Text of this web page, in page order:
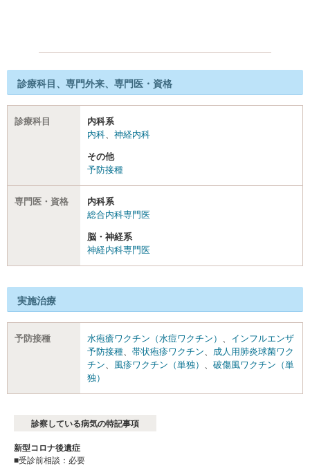
診療科目、専門外来、専門医・資格
診療科目
内科系
内科、 神経内科
その他
予防接種
専門医・資格
内科系
総合内科専門医
脳・神経系
神経内科専門医
実施治療
予防接種 水疱瘡ワクチン（水痘ワクチン） 、 インフルエンザ
予防接種、 帯状疱疹ワクチン、 成人用肺炎球菌ワク
チン、 風疹ワクチン（単独） 、 破傷風ワクチン（単
独）
診察している病気の特記事項
新型コロナ後遺症
■受診前相談：必要